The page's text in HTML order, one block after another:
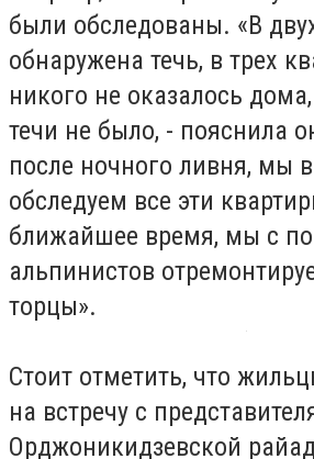
были обследованы. «В
обнаружена течь, в трех
никого не оказалось
течи не было, - пояснила
после ночного ливня, мы
обследуем все эти
ближайшее время, мы с
альпинистов
торцы».
Стоит отметить, что
на встречу с
Орджоникидзевской